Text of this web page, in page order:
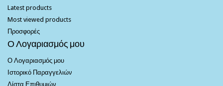
Latest products
Most viewed products
Προσφορές
Ο Λογαριασμός μου
Ο Λογαριασμός μου
Ιστορικό Παραγγελιών
Λίστα Επιθυμιών